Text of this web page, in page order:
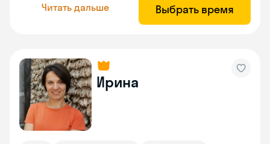
Читать дальше Выбрать время
Ирина